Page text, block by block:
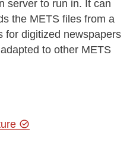
server to run in. It can
the METS files from a
for digitized newspapers
to other METS